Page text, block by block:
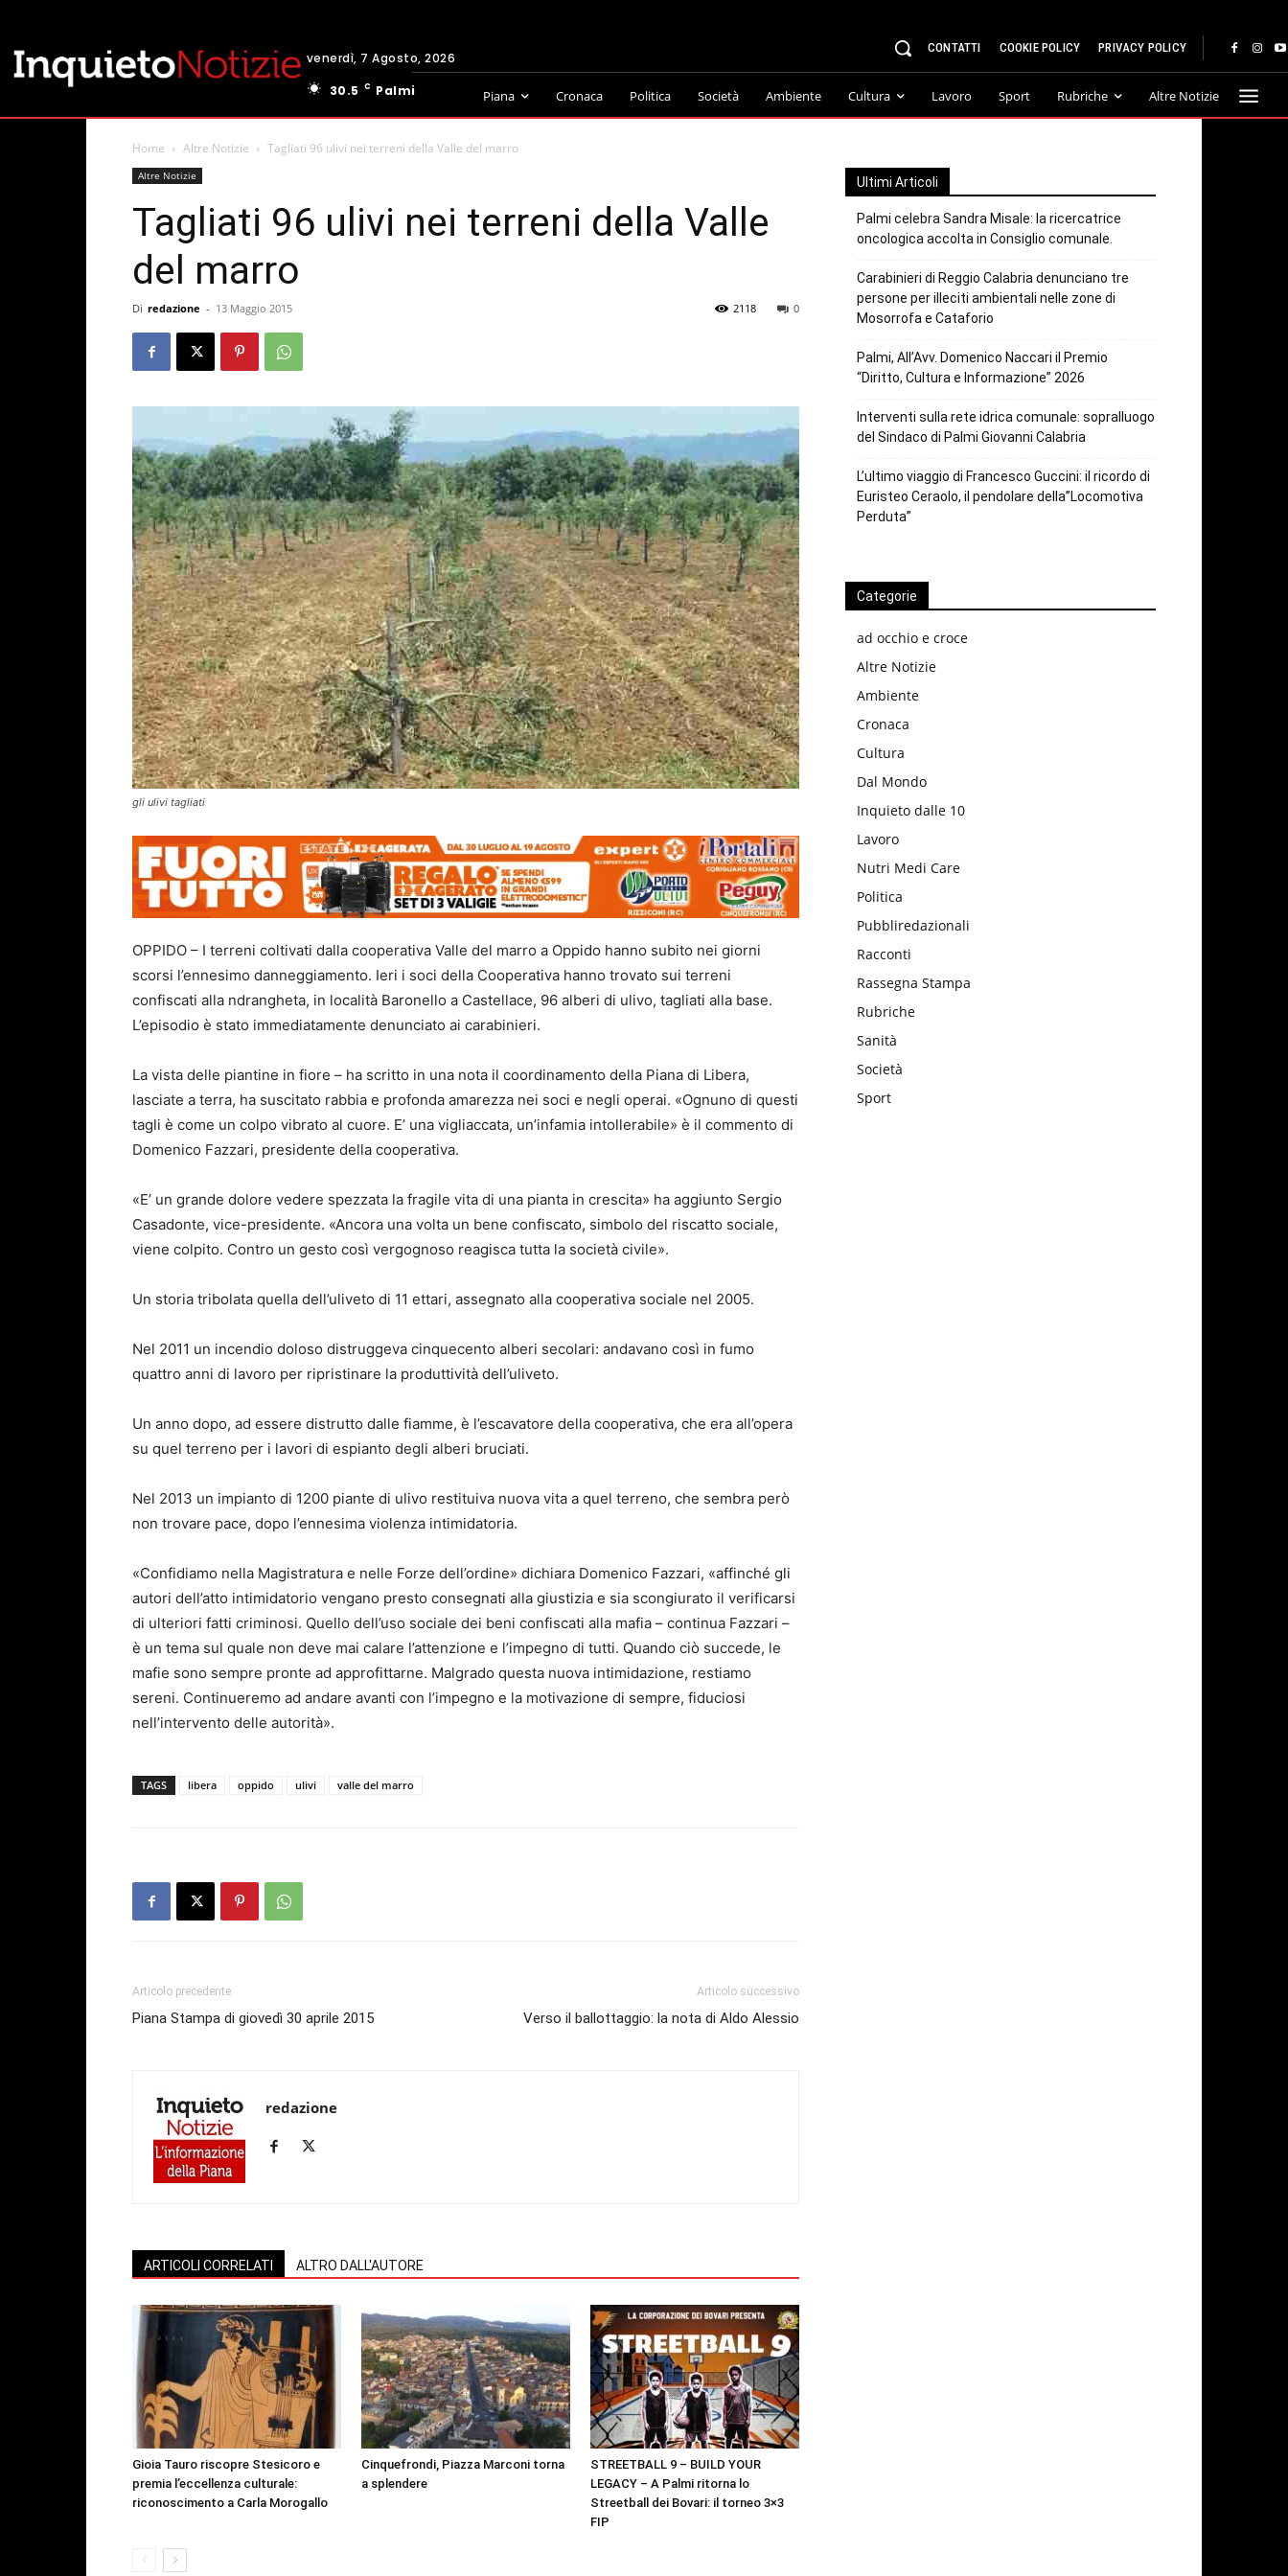
venerdì, 7 Agosto, 2026
30.5
C Palmi
CONTATTI COOKIE POLICY PRIVACY POLICY
Piana Cronaca Politica Società Ambiente Cultura Lavoro Sport Rubriche Altre Notizie
Home Altre Notizie Tagliati 96 ulivi nei terreni della Valle del marro
Altre Notizie
Tagliati 96 ulivi nei terreni della Valle
del marro
Di redazione - 13 Maggio 2015 0
2118
gli ulivi tagliati
OPPIDO – I terreni coltivati dalla cooperativa Valle del marro a Oppido hanno subito nei giorni
scorsi l’ennesimo danneggiamento. Ieri i soci della Cooperativa hanno trovato sui terreni
confiscati alla ndrangheta, in località Baronello a Castellace, 96 alberi di ulivo, tagliati alla base.
L’episodio è stato immediatamente denunciato ai carabinieri.
La vista delle piantine in fiore – ha scritto in una nota il coordinamento della Piana di Libera,
lasciate a terra, ha suscitato rabbia e profonda amarezza nei soci e negli operai. «Ognuno di questi
tagli è come un colpo vibrato al cuore. E’ una vigliaccata, un’infamia intollerabile» è il commento di
Domenico Fazzari, presidente della cooperativa.
«E’ un grande dolore vedere spezzata la fragile vita di una pianta in crescita» ha aggiunto Sergio
Casadonte, vice-presidente. «Ancora una volta un bene confiscato, simbolo del riscatto sociale,
viene colpito. Contro un gesto così vergognoso reagisca tutta la società civile».
Un storia tribolata quella dell’uliveto di 11 ettari, assegnato alla cooperativa sociale nel 2005.
Nel 2011 un incendio doloso distruggeva cinquecento alberi secolari: andavano così in fumo
quattro anni di lavoro per ripristinare la produttività dell’uliveto.
Un anno dopo, ad essere distrutto dalle fiamme, è l’escavatore della cooperativa, che era all’opera
su quel terreno per i lavori di espianto degli alberi bruciati.
Nel 2013 un impianto di 1200 piante di ulivo restituiva nuova vita a quel terreno, che sembra però
non trovare pace, dopo l’ennesima violenza intimidatoria.
«Confidiamo nella Magistratura e nelle Forze dell’ordine» dichiara Domenico Fazzari, «affinché gli
autori dell’atto intimidatorio vengano presto consegnati alla giustizia e sia scongiurato il verificarsi
di ulteriori fatti criminosi. Quello dell’uso sociale dei beni confiscati alla mafia – continua Fazzari –
è un tema sul quale non deve mai calare l’attenzione e l’impegno di tutti. Quando ciò succede, le
mafie sono sempre pronte ad approfittarne. Malgrado questa nuova intimidazione, restiamo
sereni. Continueremo ad andare avanti con l’impegno e la motivazione di sempre, fiduciosi
nell’intervento delle autorità».
TAGS libera oppido ulivi valle del marro
Articolo precedente
Piana Stampa di giovedì 30 aprile 2015
Articolo successivo
Verso il ballottaggio: la nota di Aldo Alessio
redazione
ARTICOLI CORRELATI ALTRO DALL'AUTORE
Gioia Tauro riscopre Stesicoro e
premia l’eccellenza culturale:
riconoscimento a Carla Morogallo
Cinquefrondi, Piazza Marconi torna
a splendere
STREETBALL 9 – BUILD YOUR
LEGACY – A Palmi ritorna lo
Streetball dei Bovari: il torneo 3×3
FIP
Ultimi Articoli
Palmi celebra Sandra Misale: la ricercatrice
oncologica accolta in Consiglio comunale.
Carabinieri di Reggio Calabria denunciano tre
persone per illeciti ambientali nelle zone di
Mosorrofa e Cataforio
Palmi, All’Avv. Domenico Naccari il Premio
“Diritto, Cultura e Informazione” 2026
Interventi sulla rete idrica comunale: sopralluogo
del Sindaco di Palmi Giovanni Calabria
L’ultimo viaggio di Francesco Guccini: il ricordo di
Euristeo Ceraolo, il pendolare della”Locomotiva
Perduta”
Categorie
ad occhio e croce
Altre Notizie
Ambiente
Cronaca
Cultura
Dal Mondo
Inquieto dalle 10
Lavoro
Nutri Medi Care
Politica
Pubbliredazionali
Racconti
Rassegna Stampa
Rubriche
Sanità
Società
Sport